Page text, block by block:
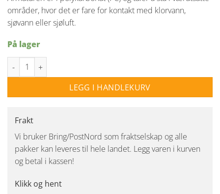
områder, hvor det er fare for kontakt med klorvann,
sjøvann eller sjøluft.
På lager
Rapido K1 vegglampe Dim IP65 - Antrasitt antall
LEGG I HANDLEKURV
Frakt
Vi bruker Bring/PostNord som fraktselskap og alle
pakker kan leveres til hele landet. Legg varen i kurven
og betal i kassen!
Klikk og hent